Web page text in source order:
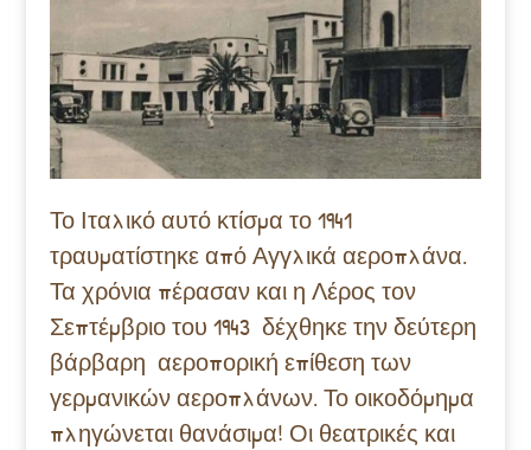
Το Ιταλικό αυτό κτίσμα το 1941
τραυματίστηκε από Αγγλικά αεροπλάνα.
Τα χρόνια πέρασαν και η Λέρος τον
Σεπτέμβριο του 1943 δέχθηκε την δεύτερη
βάρβαρη αεροπορική επίθεση των
γερμανικών αεροπλάνων. Το οικοδόμημα
πληγώνεται θανάσιμα! Οι θεατρικές και